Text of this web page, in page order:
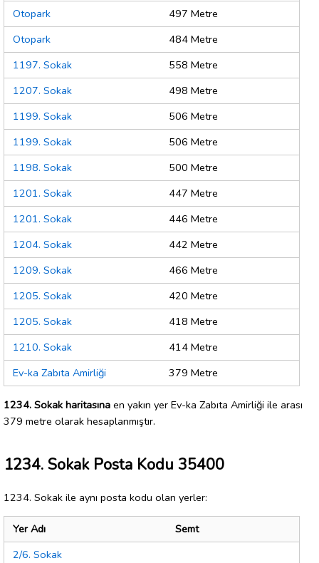
Otopark
497 Metre
Otopark
484 Metre
1197. Sokak
558 Metre
1207. Sokak
498 Metre
1199. Sokak
506 Metre
1199. Sokak
506 Metre
1198. Sokak
500 Metre
1201. Sokak
447 Metre
1201. Sokak
446 Metre
1204. Sokak
442 Metre
1209. Sokak
466 Metre
1205. Sokak
420 Metre
1205. Sokak
418 Metre
1210. Sokak
414 Metre
Ev-ka Zabıta Amirliği
379 Metre
1234. Sokak haritasına en yakın yer Ev-ka Zabıta Amirliği ile arası
379 metre olarak hesaplanmıştır.
1234. Sokak Posta Kodu 35400
1234. Sokak ile aynı posta kodu olan yerler:
Yer Adı
Semt
2/6. Sokak